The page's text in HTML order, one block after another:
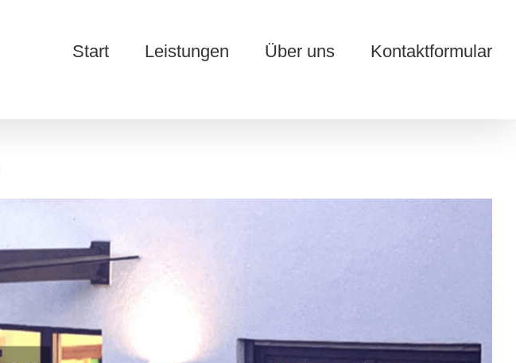
Start Leistungen Über uns Kontaktformular